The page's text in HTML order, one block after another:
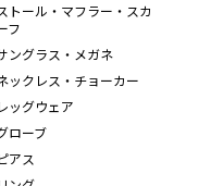
トール・マフラー・スカ
フ
ングラス・メガネ
ックレス・チョーカー
レッグウェア
ローブ
アス